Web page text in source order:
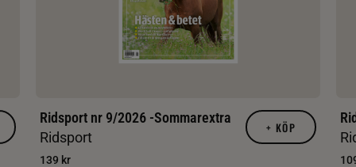
Ridsport nr 9/2026 -Sommarextra
Ridsport
139 kr
+ KÖP